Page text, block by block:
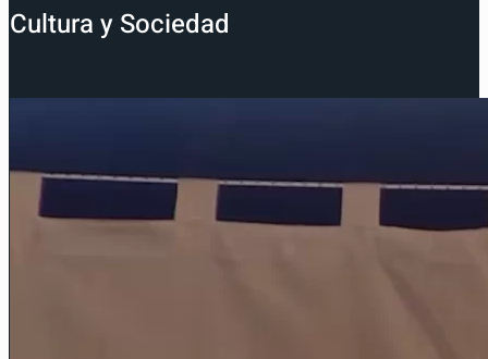
Cultura y Sociedad